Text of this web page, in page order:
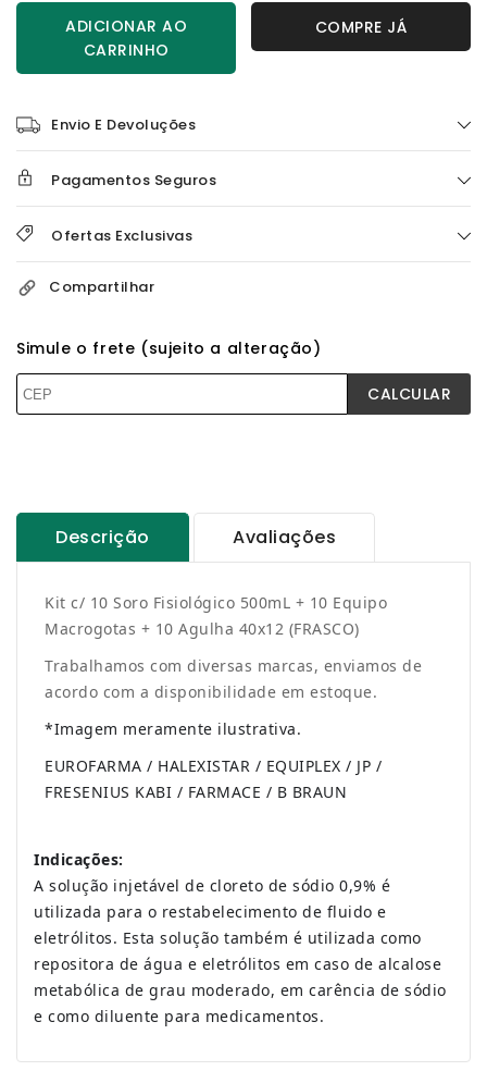
quantidade
de
KIT
10x
Fisiológico
500mL
Frasco
Agulha
40x12
/
Macrogotas
Simples
quantidade
KIT
500mL
40x12
Macrogotas
Simples
ADICIONAR AO
CARRINHO
COMPRE JÁ
Envio E Devoluções
Pagamentos Seguros
Ofertas Exclusivas
Compartilhar
Simule o frete (sujeito a alteração)
CALCULAR
Descrição Avaliações
Kit c/ 10 Soro Fisiológico 500mL + 10 Equipo
Macrogotas + 10 Agulha 40x12 (FRASCO)
Trabalhamos com diversas marcas, enviamos de
acordo com a disponibilidade em estoque.
*Imagem meramente ilustrativa.
EUROFARMA / HALEXISTAR / EQUIPLEX / JP /
FRESENIUS KABI / FARMACE / B BRAUN
Indicações:
A solução injetável de cloreto de sódio 0,9% é
utilizada para o restabelecimento de fluido e
eletrólitos. Esta solução também é utilizada como
repositora de água e eletrólitos em caso de alcalose
metabólica de grau moderado, em carência de sódio
e como diluente para medicamentos.